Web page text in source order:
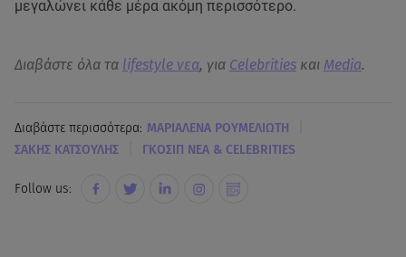
μεγαλώνει κάθε μέρα ακόμη περισσότερο.
Διαβάστε όλα τα lifestyle νεα, για Celebrities και Media.
Διαβάστε περισσότερα: ΜΑΡΙΑΛΕΝΑ ΡΟΥΜΕΛΙΩΤΗ
ΣΑΚΗΣ ΚΑΤΣΟΥΛΗΣ ΓΚΟΣΙΠ ΝΕΑ & CELEBRITIES
Follow us: